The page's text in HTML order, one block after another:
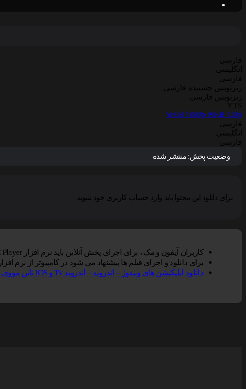
فارسی
انگلیسی
فارسی
زیرنویس چسبیده فارسی
زیرنویس فارسی
YTS
WEB 1080p WEB 720p
فارسی
انگلیسی
فارسی
وضعیت پخش: منتشر شده
برای دانلود این محتوا باید وارد حساب کاربری خود شوید
کاربران آیفون و مک ، برای اجرای پخش آنلاین باید نرم افزار VLC Player را بر روی دستگاه خود نصب کنند, سپس گزینه پخش آنلاین را در مرورگر سافاری انتخاب نمایید.
برای دانلود و اجرای فیلم ها پیشنهاد می شود در کامپیوتر از نرم افزار Vlc و در تلفن همراه از Vlc یا Mxplayer و یا KmPlayer استفاده کنید.
دانلود اپلیکیشن های ویندوز – اندروید – اندروید Tv و IOS ناین مووی.